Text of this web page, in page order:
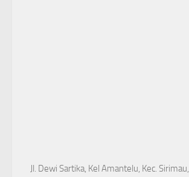
Jl. Dewi Sartika, Kel Amantelu, Kec. Sirimau,